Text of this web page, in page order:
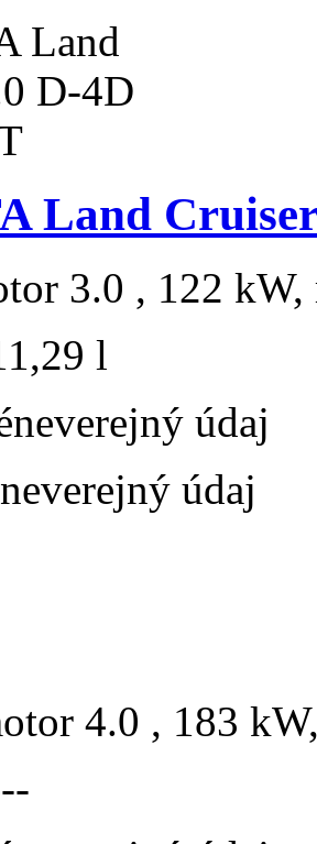
Land
3.0 , 122 kW,
l
neverejný údaj
neverejný údaj
4.0 , 183